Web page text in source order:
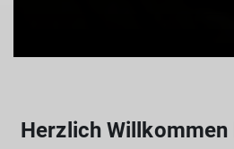
Herzlich